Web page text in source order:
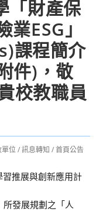
「財產保
ESG」
課程簡介
件)，敬
校教職員
單位 / 訊息轉知 / 首頁公告
推展與創新應用計
發展規劃之「人